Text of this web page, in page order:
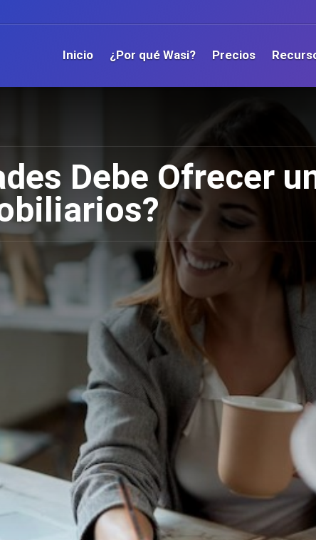
Inicio ¿Por qué Wasi? Precios
Debe Ofrecer